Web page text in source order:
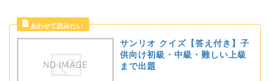
サンリオ クイズ【答え付き】子
供向け初級・中級・難しい上級
まで出題